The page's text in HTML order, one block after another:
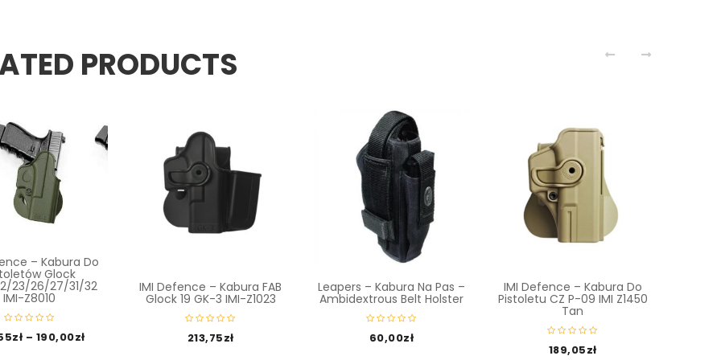
PRODUCTS
– Kabura Do
Glock
23/26/27/31/32
IMI-Z8010
zł – 190,00zł
IMI Defence – Kabura FAB
Glock 19 GK-3 IMI-Z1023
213,75zł
Leapers – Kabura Na Pas –
Ambidextrous Belt Holster
60,00zł
IMI Defence – Kabura Do
Pistoletu CZ P-09 IMI Z1450
Tan
189,05zł